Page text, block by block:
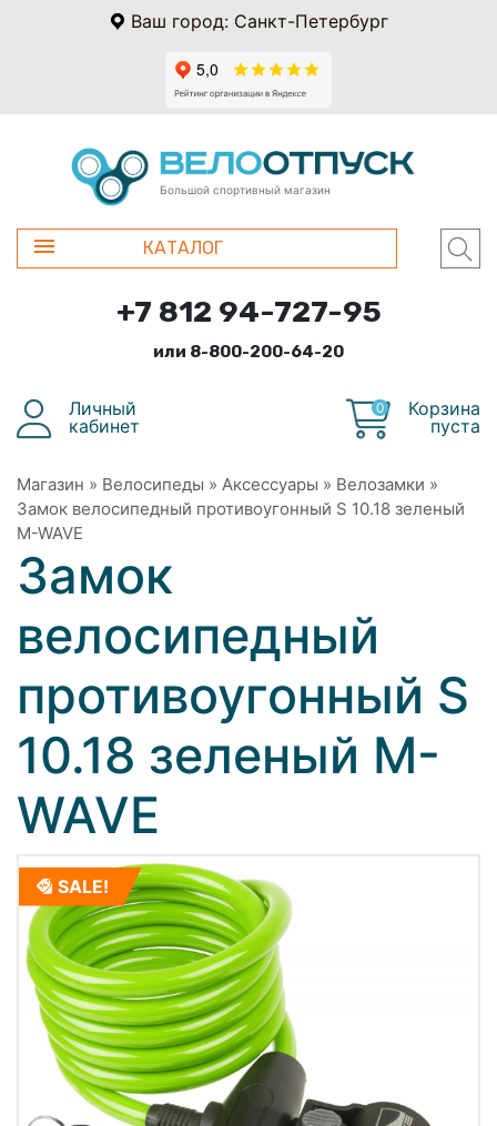
Ваш город: Санкт-Петербург
Большой спортивный магазин
КАТАЛОГ
+7 812 94-727-95
или 8-800-200-64-20
Личный
кабинет
0
Корзина
пуста
Магазин » Велосипеды » Аксессуары » Велозамки »
Замок велосипедный противоугонный S 10.18 зеленый
M-WAVE
Замок
велосипедный
противоугонный S
10.18 зеленый M-
WAVE
SALE!